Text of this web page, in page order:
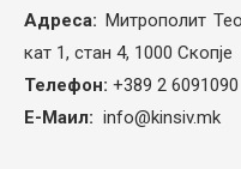
Адреса: Митрополит
кат 1, стан 4, 1000 Скопје
Телефон: +389 2 6091090
Е-Маил: info@kinsiv.mk